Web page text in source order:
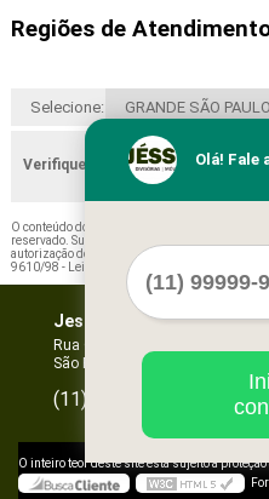
Regiões de
Selecione: GRANDE SÃO PAULO
Verifique as regiões que
O conteúdo do texto "
reservado. Sua reprodução, parcial ou total,
autorização do autor. Crime de violação de
9610/98 - Lei de direitos autorais
Jessica Forros e
Rua Oscar Horta, 269 - Mooca
São Paulo - SP - CEP: 03105-110
(11)
O inteiro teor deste site está sujeito à
Olá! Fale